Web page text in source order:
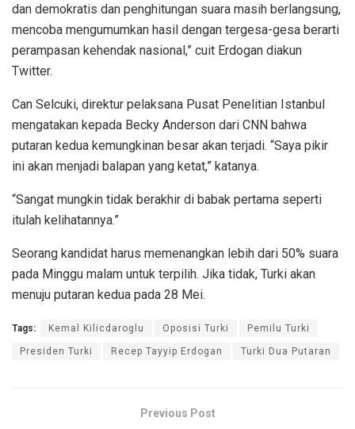
dan demokratis dan penghitungan suara masih berlangsung,
mencoba mengumumkan hasil dengan tergesa-gesa berarti
perampasan kehendak nasional,” cuit Erdogan diakun
Twitter.
Can Selcuki, direktur pelaksana Pusat Penelitian Istanbul
mengatakan kepada Becky Anderson dari CNN bahwa
putaran kedua kemungkinan besar akan terjadi. “Saya pikir
ini akan menjadi balapan yang ketat,” katanya.
“Sangat mungkin tidak berakhir di babak pertama seperti
itulah kelihatannya.”
Seorang kandidat harus memenangkan lebih dari 50% suara
pada Minggu malam untuk terpilih. Jika tidak, Turki akan
menuju putaran kedua pada 28 Mei.
Tags: Kemal Kilicdaroglu Oposisi Turki Pemilu Turki
Presiden Turki Recep Tayyip Erdogan Turki Dua Putaran
Previous Post